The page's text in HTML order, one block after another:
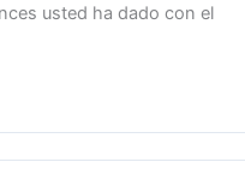
usted ha dado con el